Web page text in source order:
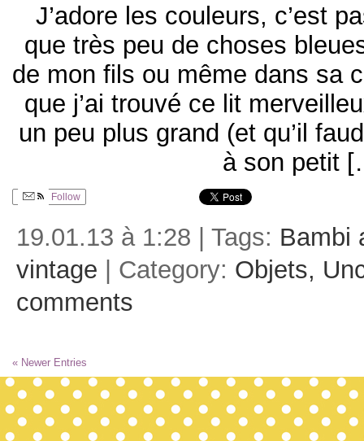
J’adore les couleurs, c’est
que très peu de choses
de mon fils ou même dans sa
que j’ai trouvé ce lit
un peu plus grand (et qu’il
à son petit
Follow
19.01.13 à 1:28 | Tags: Bambi
vintage | Category: Objets,
comments
« Newer Entries